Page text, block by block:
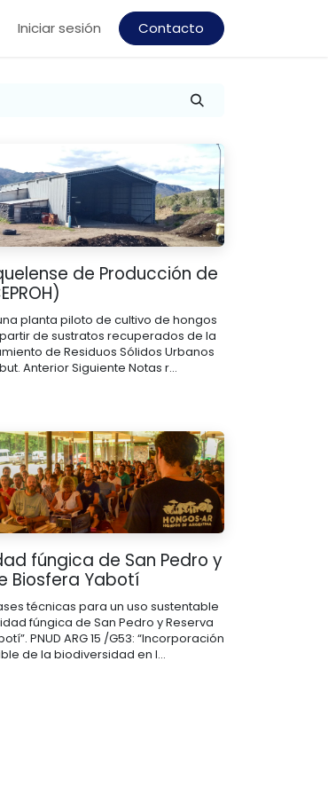
Iniciar sesión Contacto
de Producción de
planta piloto de cultivo de hongos
de sustratos recuperados de la
de Residuos Sólidos Urbanos
Anterior Siguiente Notas r...
fúngica de San Pedro y
Biosfera Yabotí
técnicas para un uso sustentable
fúngica de San Pedro y Reserva
PNUD ARG 15 /G53: “Incorporación
de la biodiversidad en l...